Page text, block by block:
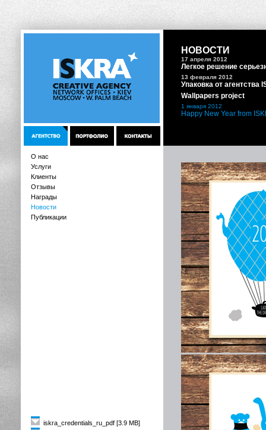
О нас
Услуги
Клиенты
Отзывы
Награды
Новости
Публикации
iskra_credentials_ru_pdf [3.9 MB]
НОВОСТИ
17 апреля 2012
Легкое решение
13 февраля 2012
Упаковка от
Wallpapers project
1 января 2012
Happy New Year from